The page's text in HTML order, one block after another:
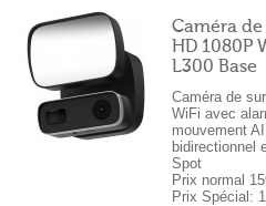
Caméra
HD 1080P
L300 Base
Caméra de
WiFi avec
mouvement
bidirectionnel
Spot
Prix normal
Prix Spécial: